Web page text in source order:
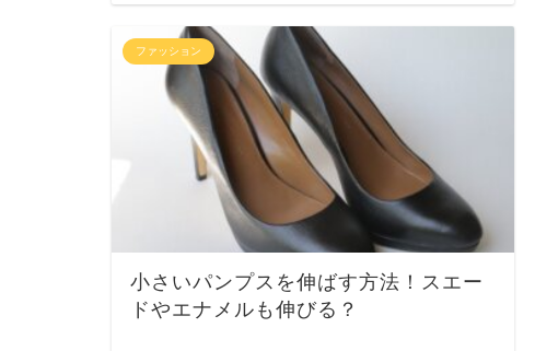
ファッション
小さいパンプスを伸ばす方法！スエー
ドやエナメルも伸びる？